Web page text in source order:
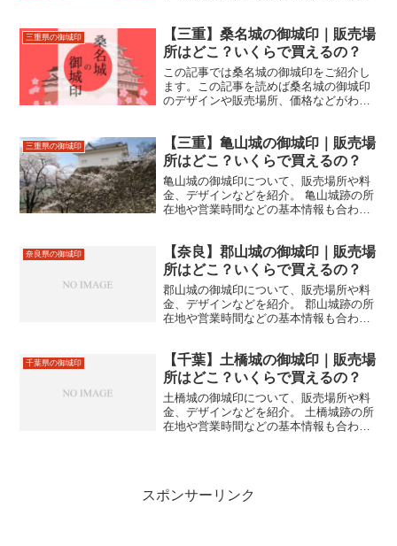
てください。
三重県の御城印
【三重】桑名城の御城印｜販売場
所はどこ？いくらで買えるの？
この記事では桑名城の御城印をご紹介し
ます。この記事を読めば桑名城の御城印
のデザインや販売場所、価格などがわか
にお役立てください。
三重県の御城印
【三重】亀山城の御城印｜販売場
所はどこ？いくらで買えるの？
亀山城の御城印について、販売場所や料
金、デザインなどを紹介。 亀山城跡の所
在地や営業時間などの基本情報も合わせ
奈良県の御城印
【奈良】郡山城の御城印｜販売場
所はどこ？いくらで買えるの？
郡山城の御城印について、販売場所や料
金、デザインなどを紹介。 郡山城跡の所
在地や営業時間などの基本情報も合わせ
千葉県の御城印
【千葉】土橋城の御城印｜販売場
所はどこ？いくらで買えるの？
土橋城の御城印について、販売場所や料
金、デザインなどを紹介。 土橋城跡の所
在地や営業時間などの基本情報も合わせ
スポンサーリンク